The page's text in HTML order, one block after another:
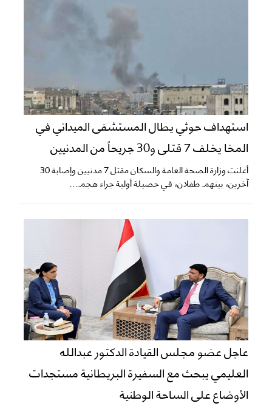
استهداف حوثي يطال المستشفى الميداني في
المخا يخلف 7 قتلى و30 جريحاً من المدنيين
أعلنت وزارة الصحة العامة والسكان مقتل 7 مدنيين وإصابة 30
آخرين، بينهم طفلان، في حصيلة أولية جراء هجم...
عاجل عضو مجلس القيادة الدكتور عبدالله
العليمي يبحث مع السفيرة البريطانية مستجدات
الأوضاع على الساحة الوطنية